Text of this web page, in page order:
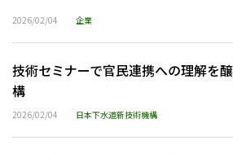
2026/02/04 企業
技術セミナーで官民連携への理解を
構
2026/02/04 日本下水道新技術機構